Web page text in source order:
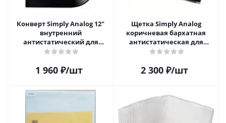
Конверт Simply Analog 12"
внутренний
антистатический для
пластинок (25 шт)
1 960₽/шт
Щетка Simply Analog
коричневая бархатная
антистатическая для
чистки виниловых
2 300₽/шт